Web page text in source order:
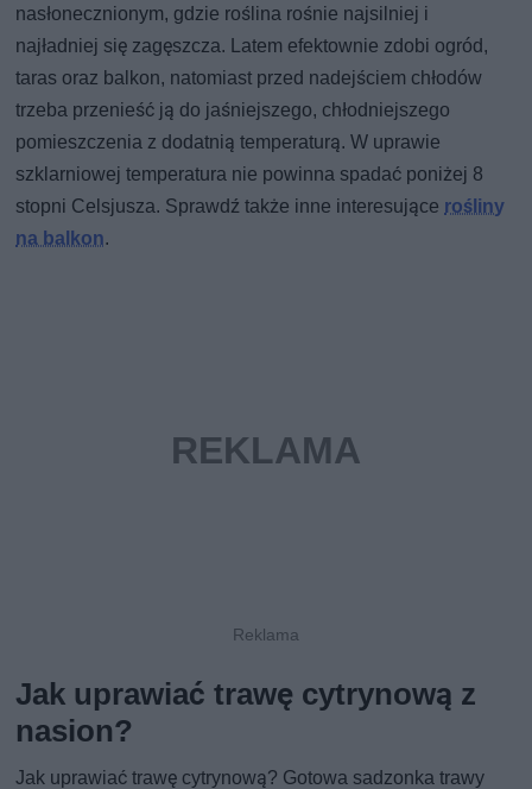
nasłonecznionym, gdzie roślina rośnie najsilniej i
najładniej się zagęszcza. Latem efektownie zdobi ogród,
taras oraz balkon, natomiast przed nadejściem chłodów
trzeba przenieść ją do jaśniejszego, chłodniejszego
pomieszczenia z dodatnią temperaturą. W uprawie
szklarniowej temperatura nie powinna spadać poniżej 8
stopni Celsjusza. Sprawdź także inne interesujące rośliny
na balkon.
Jak uprawiać trawę cytrynową z
nasion?
Jak uprawiać trawę cytrynową? Gotowa sadzonka trawy